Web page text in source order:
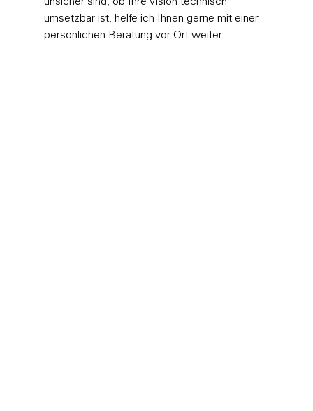
umsetzbar ist, helfe ich Ihnen gerne mit einer
persönlichen Beratung vor Ort weiter.